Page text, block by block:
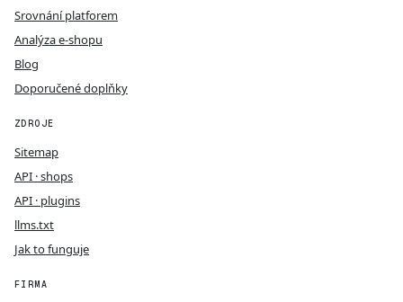
Srovnání platforem
Analýza e-shopu
Blog
Doporučené doplňky
ZDROJE
Sitemap
API · shops
API · plugins
llms.txt
Jak to funguje
FIRMA